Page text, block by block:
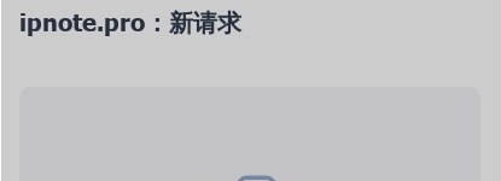
ipnote.pro：新请求